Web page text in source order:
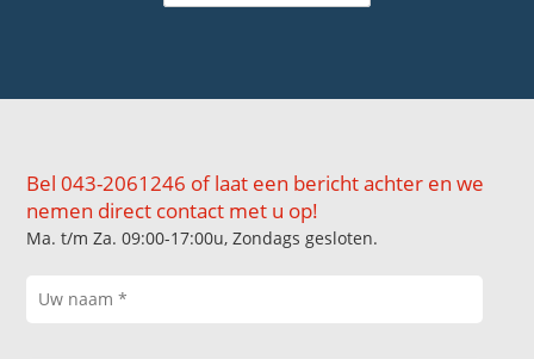
Bel 043-2061246 of laat een bericht achter en we
nemen direct contact met u op!
Ma. t/m Za. 09:00-17:00u, Zondags gesloten.